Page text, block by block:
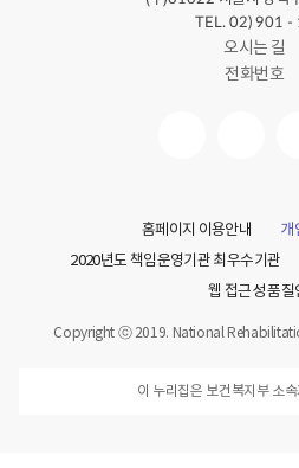
TEL. 02) 901 -
오시는 길
전화번호
홈페이지 이용안내
개
2020년도 책임운영기관 최우수기관
웹 접근성 품질
Copyright ⓒ 2019. National
이 누리집은 보건복지부 소